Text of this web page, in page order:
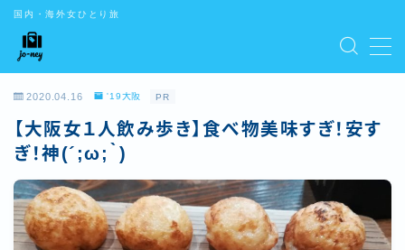
国内・海外女ひとり旅
デモプリセット記事 #5
デモプリセット記事 Part01
デモプリセット記事 Part03
デモプリセット記事 Part07
トップ
2020.04.16 '19大阪 PR
【大阪女１人飲み歩き】食べ物美味すぎ！安す
ぎ！神(´;ω;｀)